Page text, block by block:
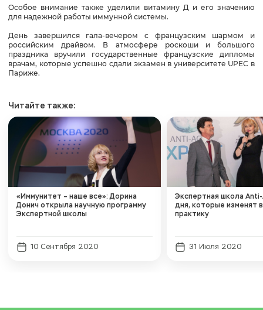
Особое внимание также уделили витамину Д и его значению
для надежной работы иммунной системы.
День завершился гала-вечером с французским шармом и
российским драйвом. В атмосфере роскоши и большого
праздника вручили государственные французские дипломы
врачам, которые успешно сдали экзамен в университете UPEC в
Париже.
Читайте также:
«Иммунитет – наше все»: Дорина
Донич открыла научную программу
Экспертной школы
10 Сентября 2020
Экспертная школа
дня, которые изменят
практику
31 Июля 2020